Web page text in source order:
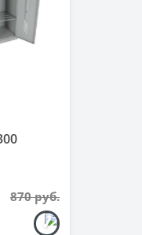
870 руб.